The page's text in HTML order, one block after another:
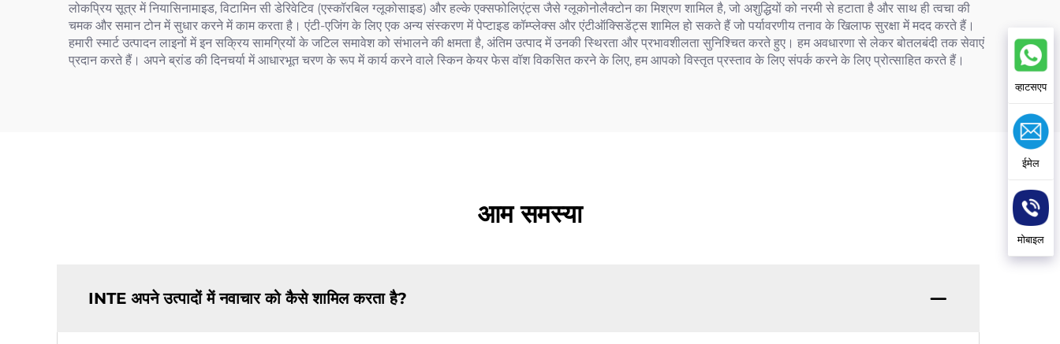
लोकप्रिय सूत्र में नियासिनामाइड, विटामिन सी डेरिवेटिव (एस्कॉरबिल ग्लूकोसाइड) और हल्के एक्सफोलिएंट्स जैसे ग्लूकोनोलैक्टोन का मिश्रण शामिल है, जो अशुद्धियों को नरमी से हटाता है और साथ ही त्वचा की
चमक और समान टोन में सुधार करने में काम करता है। एंटी-एजिंग के लिए एक अन्य संस्करण में पेप्टाइड कॉम्प्लेक्स और एंटीऑक्सिडेंट्स शामिल हो सकते हैं जो पर्यावरणीय तनाव के खिलाफ सुरक्षा में मदद करते हैं।
हमारी स्मार्ट उत्पादन लाइनों में इन सक्रिय सामग्रियों के जटिल समावेश को संभालने की क्षमता है, अंतिम उत्पाद में उनकी स्थिरता और प्रभावशीलता सुनिश्चित करते हुए। हम अवधारणा से लेकर बोतलबंदी तक सेवाएं
प्रदान करते हैं। अपने ब्रांड की दिनचर्या में आधारभूत चरण के रूप में कार्य करने वाले स्किन केयर फेस वॉश विकसित करने के लिए, हम आपको विस्तृत प्रस्ताव के लिए संपर्क करने के लिए प्रोत्साहित करते हैं।
आम समस्या
INTE अपने उत्पादों में नवाचार को कैसे शामिल करता है?
व्हाटसएप
ईमेल
मोबाइल